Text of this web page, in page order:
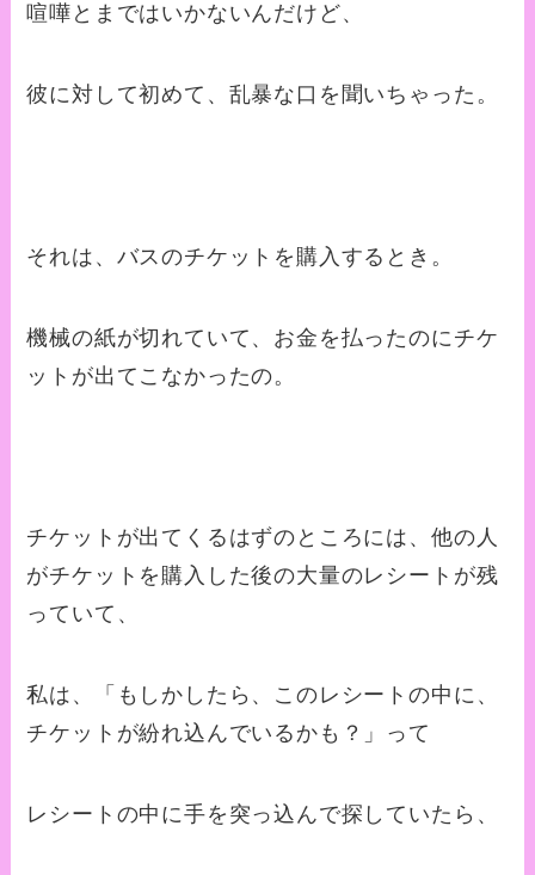
喧嘩とまではいかないんだけど、
彼に対して初めて、乱暴な口を聞いちゃった。
それは、バスのチケットを購入するとき。
機械の紙が切れていて、お金を払ったのにチケ
ットが出てこなかったの。
チケットが出てくるはずのところには、他の人
がチケットを購入した後の大量のレシートが残
っていて、
私は、「もしかしたら、このレシートの中に、
チケットが紛れ込んでいるかも？」って
レシートの中に手を突っ込んで探していたら、